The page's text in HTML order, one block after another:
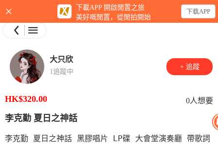
大只欣
1追蹤中
+ 追蹤
HK$320.00 0人想要
李克勤 夏日之神話
李克勤 夏日之神話 黑膠唱片 LP碟 大會堂演奏廳 帶歌詞
×
下載APP 開啟閒置之旅
美好嘅閒置，從閒拍開始
下载APP